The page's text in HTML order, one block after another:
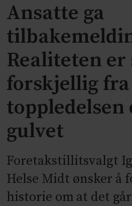
Ansatte ga
Realiteten
forskjellig fra
toppledelsen
gulvet
Foretakstillitsvalgt
Helse Midt ønsker å
historie om at det